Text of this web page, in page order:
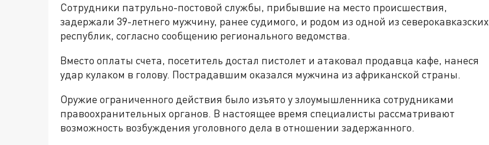
Сотрудники патрульно-постовой службы, прибывшие на место происшествия,
задержали 39-летнего мужчину, ранее судимого, и родом из одной из северокавказских
республик, согласно сообщению регионального ведомства.
Вместо оплаты счета, посетитель достал пистолет и атаковал продавца кафе, нанеся
удар кулаком в голову. Пострадавшим оказался мужчина из африканской страны.
Оружие ограниченного действия было изъято у злоумышленника сотрудниками
правоохранительных органов. В настоящее время специалисты рассматривают
возможность возбуждения уголовного дела в отношении задержанного.